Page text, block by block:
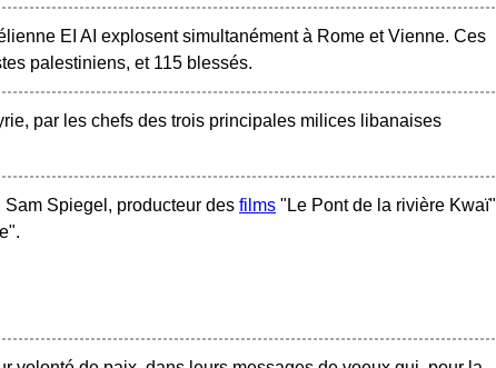
EI AI explosent simultanément à Rome et Vienne. Ces
palestiniens, et 115 blessés.
par les chefs des trois principales milices libanaises
Spiegel, producteur des films "Le Pont de la rivière Kwaï"